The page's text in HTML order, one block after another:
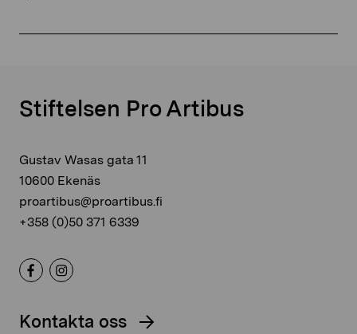
Stiftelsen Pro Artibus
Gustav Wasas gata 11
10600 Ekenäs
proartibus@proartibus.fi
+358 (0)50 371 6339
Kontakta oss